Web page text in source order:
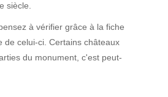
siècle.
à vérifier grâce à la fiche
de celui-ci. Certains châteaux
du monument, c'est peut-